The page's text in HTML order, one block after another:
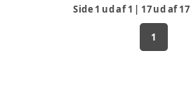
Side 1 ud af1 | 17ud af17
1